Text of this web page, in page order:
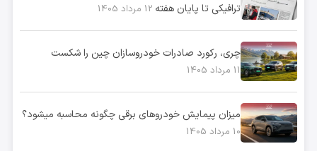
ترافیکی تا پایان هفته 12 مرداد 1405
چری، رکورد صادرات خودروسازان چین را شکست
11 مرداد 1405
میزان پیمایش خودروهای برقی چگونه محاسبه میشود؟
10 مرداد 1405